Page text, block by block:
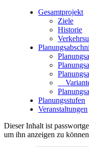
Gesamtprojekt
Ziele
Historie
Planungsstufen
Veranstaltungen
Dieser Inhalt ist
um ihn anzeigen zu